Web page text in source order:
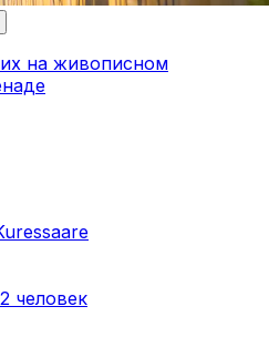
на живописном
человек